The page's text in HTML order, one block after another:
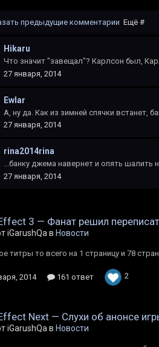
предыдущие комментарии Ещё #
Hikaru
Что значит "завещал"? Карлсон был,
27 января, 2014
Ewlar
А, ну да. Как из зимней спячки встанет,
27 января, 2014
rina2014rina
...банку джема навернет и опять шалить
27 января, 2014
3 — Фанат решил
iGarushQa в Новости
титры то всего на 1 страницу и 78
2014 161 ответ 2
Next — Слухи об анонсе
iGarushQa в Новости